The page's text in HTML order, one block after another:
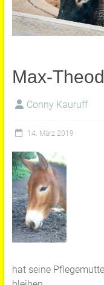
Max-
Conny Kauruff
14. März 2019
hat seine